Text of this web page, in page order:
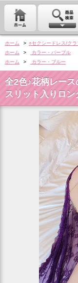
ホーム > ○セクシードレス/クラ
ホーム
>
カラー・パープル
ホーム
> カラー・ブルー
全2色♪花柄レー
スリット入りロン